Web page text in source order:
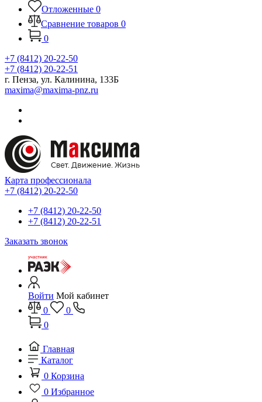
Отложенные 0
Сравнение товаров 0
0
+7 (8412) 20-22-50
+7 (8412) 20-22-51
г. Пенза, ул. Калинина, 133Б
maxima@maxima-pnz.ru
Карта профессионала
+7 (8412) 20-22-50
+7 (8412) 20-22-50
+7 (8412) 20-22-51
Заказать звонок
Войти Мой кабинет
0
0
0
Главная
Каталог
0 Корзина
0 Избранное